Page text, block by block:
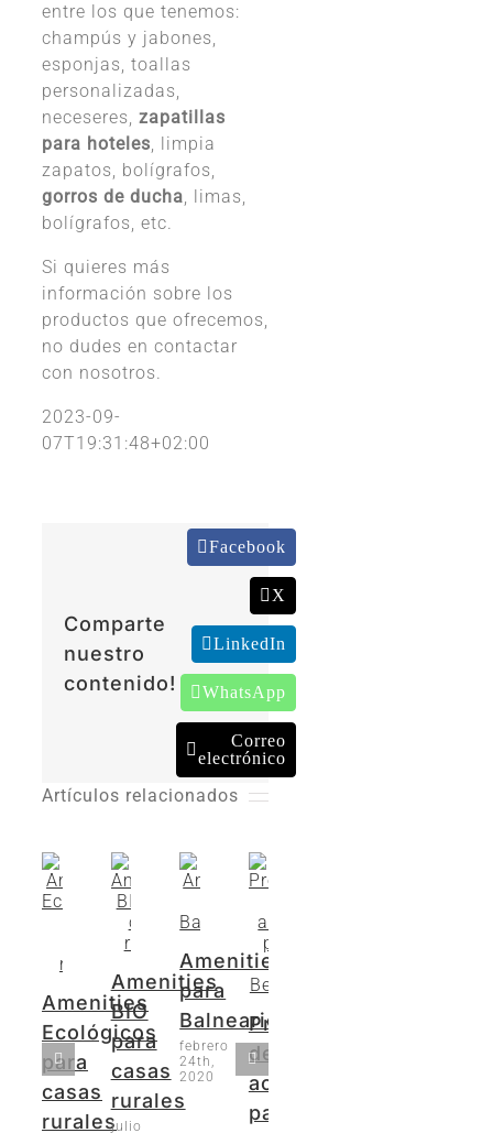
entre los que tenemos:
champús y jabones,
esponjas, toallas
personalizadas,
neceseres, zapatillas
para hoteles, limpia
zapatos, bolígrafos,
gorros de ducha, limas,
bolígrafos, etc.
Si quieres más
información sobre los
productos que ofrecemos,
no dudes en contactar
con nosotros.
2023-09-
07T19:31:48+02:00
Comparte
nuestro
contenido!
Facebook
X
LinkedIn
WhatsApp
Correo
electrónico
Artículos relacionados
Amenities
Ecológicos
para
casas
rurales
Amenities
BIO
para
casas
rurales
julio
Amenities
para
Balnearios
febrero
24th,
2020
Productos
de
acogida
para